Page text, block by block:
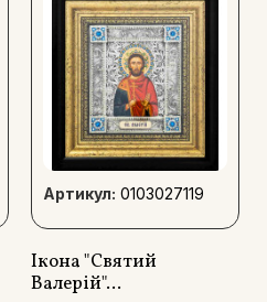
Артикул: 0103027119
Ікона "Святий
Валерій"...